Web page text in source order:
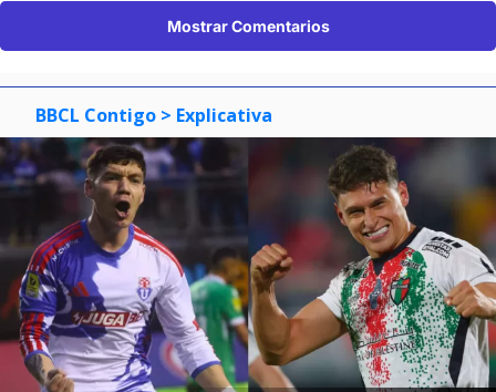
Mostrar Comentarios
BBCL Contigo > Explicativa